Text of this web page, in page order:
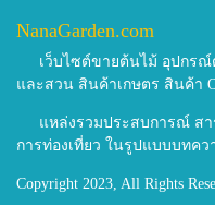
NanaGarden.com
เว็บไซต์ขายต้นไม้ อุปกร
และสวน สินค้าเกษตร สินค้า
แหล่งรวมประสบการณ์ ส
การท่องเที่ยว ในรูปแบบบทค
Copyright 2023, All Rights